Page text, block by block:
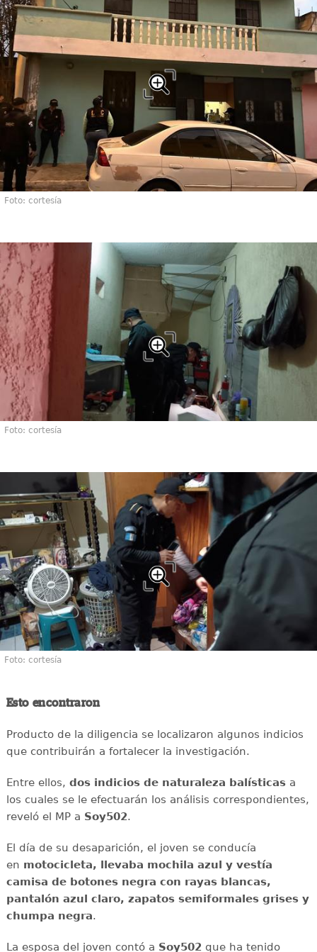
Foto: cortesía
Foto: cortesía
Foto: cortesía
Esto encontraron
Producto de la diligencia se localizaron algunos indicios
que contribuirán a fortalecer la investigación.
Entre ellos, dos indicios de naturaleza balísticasa
los cuales se le efectuarán los análisis correspondientes,
reveló el MP a Soy502.
El día de su desaparición, el joven se conducía
en motocicleta, llevaba mochila azul y vestía
camisa de botones negra con rayas blancas,
pantalón azul claro, zapatos semiformales grises y
chumpa negra.
La esposa del joven contó a Soy502 que ha tenido